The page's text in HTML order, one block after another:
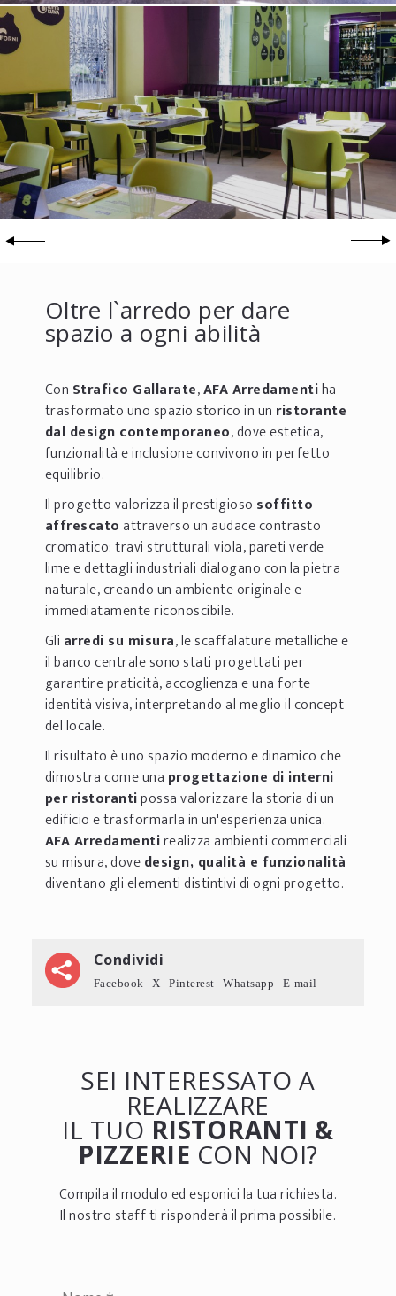
Oltre l`arredo per dare
spazio a ogni abilità
Con Strafico Gallarate,AFA Arredamentiha
trasformato uno spazio storico in un ristorante
dal design contemporaneo, dove estetica,
funzionalità e inclusione convivono in perfetto
equilibrio.
Il progetto valorizza il prestigioso soffitto
affrescatoattraverso un audace contrasto
cromatico: travi strutturali viola, pareti verde
lime e dettagli industriali dialogano con la pietra
naturale, creando un ambiente originale e
immediatamente riconoscibile.
Gli arredi su misura, le scaffalature metalliche e
il banco centrale sono stati progettati per
garantire praticità, accoglienza e una forte
identità visiva, interpretando al meglio il concept
del locale.
Il risultato è uno spazio moderno e dinamico che
dimostra come una progettazione di interni
per ristorantipossa valorizzare la storia di un
edificio e trasformarla in un'esperienza unica.
AFA Arredamentirealizza ambienti commerciali
su misura, dovedesign, qualità e funzionalità
diventano gli elementi distintivi di ogni progetto.
Condividi
Facebook X Pinterest Whatsapp E-mail
SEI INTERESSATO A
REALIZZARE
IL TUO RISTORANTI &
PIZZERIE CON NOI?
Compila il modulo ed esponici la tua richiesta.
Il nostro staff ti risponderà il prima possibile.